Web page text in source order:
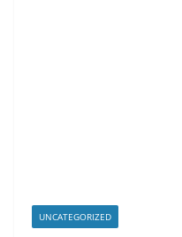
UNCATEGORIZED